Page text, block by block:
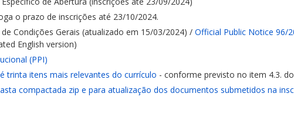
o prazo de inscrições até 23/10/2024.
de Condições Gerais (atualizado em 15/03/2024) / Official Public Notice 96/
English version)
(PPI)
trinta itens mais relevantes do currículo - conforme previsto no item 4.3.
compactada zip e para atualização dos documentos submetidos na